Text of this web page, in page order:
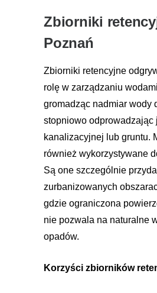
Zbiorniki
Poznań
Zbiorniki retencyjne
rolę w zarządzaniu
gromadząc nadmiar wody
stopniowo odprowadzając
kanalizacyjnej lub gruntu.
również wykorzystywane
Są one szczególnie
zurbanizowanych
gdzie ograniczona
nie pozwala na naturalne
opadów.
Korzyści zbiorników